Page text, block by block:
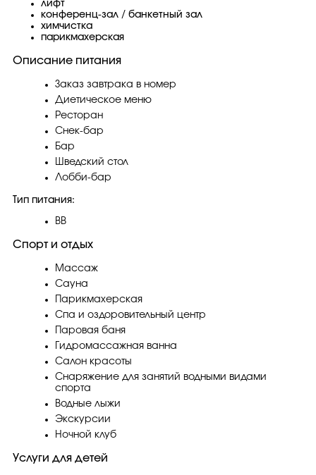
лифт
конференц-зал / банкетный зал
химчистка
парикмахерская
Описание питания
Заказ завтрака в номер
Диетическое меню
Ресторан
Снек-бар
Бар
Шведский стол
Лобби-бар
Тип питания:
BB
Спорт и отдых
Массаж
Сауна
Парикмахерская
Спа и оздоровительный центр
Паровая баня
Гидромассажная ванна
Салон красоты
Снаряжение для занятий водными видами
спорта
Водные лыжи
Экскурсии
Ночной клуб
Услуги для детей